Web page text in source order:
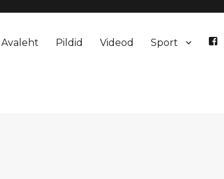
Avaleht Pildid Videod Sport